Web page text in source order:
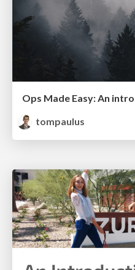
Ops Made Easy: An
tompaulus